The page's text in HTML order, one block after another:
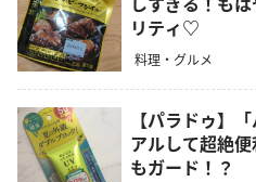
リティ♡
料理・グルメ
【パラドゥ】
アルして超絶
もガード！？